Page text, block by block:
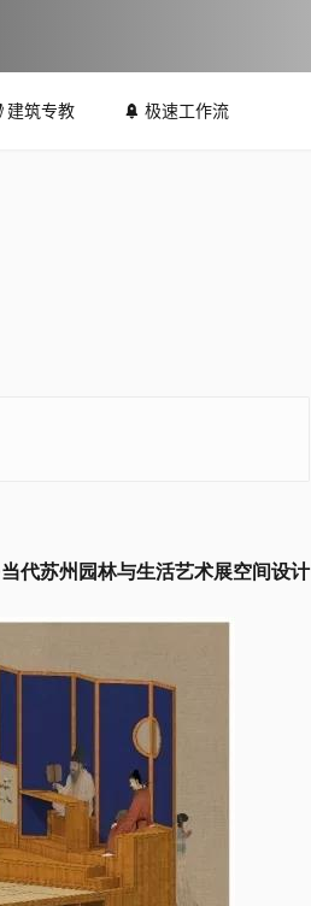
建筑专教 极速工作流
代苏州园林与生活艺术展空间设计